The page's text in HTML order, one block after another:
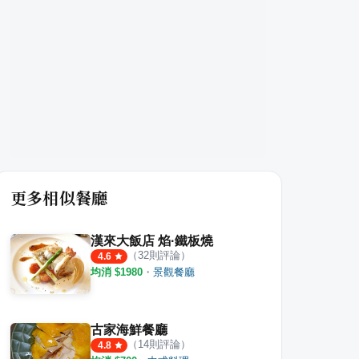
更多相似餐廳
漢來大飯店 焰·鐵板燒
4.6 （32則評論）
均消 $1980 ・ 景觀餐廳
古家海鮮餐廳
4.8 （ 14則評論）